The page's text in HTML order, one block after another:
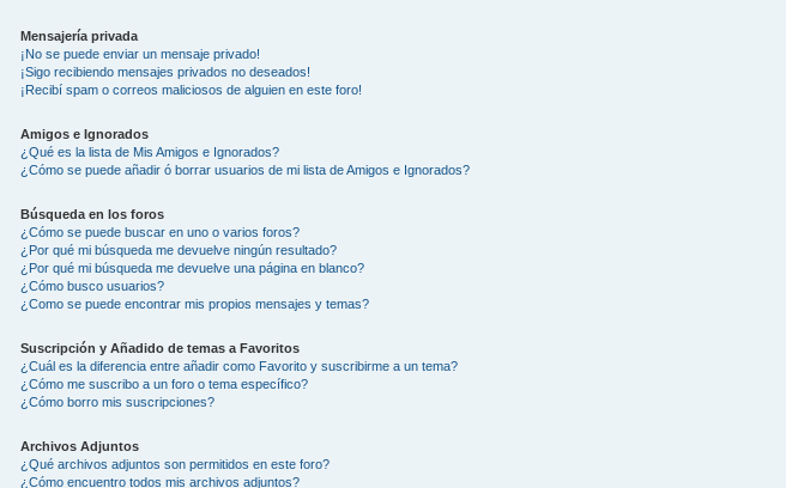
Mensajería privada
¡No se puede enviar un mensaje privado!
¡Sigo recibiendo mensajes privados no deseados!
¡Recibí spam o correos maliciosos de alguien en este foro!
Amigos e Ignorados
¿Qué es la lista de Mis Amigos e Ignorados?
¿Cómo se puede añadir ó borrar usuarios de mi lista de Amigos e Ignorados?
Búsqueda en los foros
¿Cómo se puede buscar en uno o varios foros?
¿Por qué mi búsqueda me devuelve ningún resultado?
¿Por qué mi búsqueda me devuelve una página en blanco?
¿Cómo busco usuarios?
¿Como se puede encontrar mis propios mensajes y temas?
Suscripción y Añadido de temas a Favoritos
¿Cuál es la diferencia entre añadir como Favorito y suscribirme a un tema?
¿Cómo me suscribo a un foro o tema específico?
¿Cómo borro mis suscripciones?
Archivos Adjuntos
¿Qué archivos adjuntos son permitidos en este foro?
¿Cómo encuentro todos mis archivos adjuntos?